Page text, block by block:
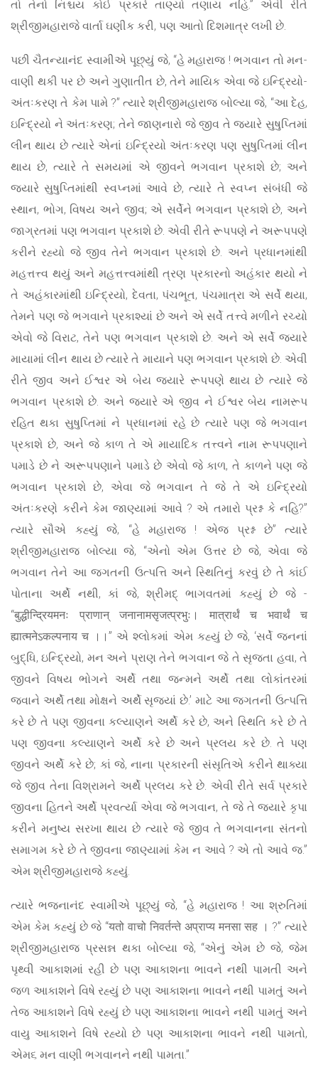
તો તેનો નિશ્ચય કોઈ પ્રકારે તાણ્યો તણાય નહિ.” એવી રીતે
શ્રીજીમહારાજે વાર્તા ઘણીક કરી, પણ આતો દિશમાત્ર લખી છે.
પછી ચૈતન્યાનંદ સ્વામીએ પૂછ્યું જે, “હે મહારાજ ! ભગવાન તો મન-
વાણી થકી પર છે અને ગુણાતીત છે, તેને માયિક એવા જે ઇન્દ્રિયો-
અંતઃકરણ તે કેમ પામે ?” ત્યારે શ્રીજીમહારાજ બોલ્યા જે, “આ દેહ,
ઇન્દ્રિયો ને અંતઃકરણ; તેને જાણનારો જે જીવ તે જ્યારે સુષુપ્તિમાં
લીન થાય છે ત્યારે એનાં ઇન્દ્રિયો અંતઃકરણ પણ સુષુપ્તિમાં લીન
થાય છે, ત્યારે તે સમયમાં એ જીવને ભગવાન પ્રકાશે છે; અને
જ્યારે સુષુપ્તિમાંથી સ્વપ્નમાં આવે છે, ત્યારે તે સ્વપ્ન સંબંધી જે
સ્થાન, ભોગ, વિષય અને જીવ; એ સર્વેને ભગવાન પ્રકાશે છે, અને
જાગ્રતમાં પણ ભગવાન પ્રકાશે છે. એવી રીતે રૂપપણે ને અરૂપપણે
કરીને રહ્યો જે જીવ તેને ભગવાન પ્રકાશે છે. અને પ્રધાનમાંથી
મહત્તત્ત્વ થયું અને મહત્તત્ત્વમાંથી ત્રણ પ્રકારનો અહંકાર થયો ને
તે અહંકારમાંથી ઇન્દ્રિયો, દેવતા, પંચભૂત, પંચમાત્રા એ સર્વે થયા,
તેમને પણ જે ભગવાને પ્રકાશ્યાં છે અને એ સર્વે તત્ત્વે મળીને રચ્યો
એવો જે વિરાટ, તેને પણ ભગવાન પ્રકાશે છે. અને એ સર્વે જ્યારે
માયામાં લીન થાય છે ત્યારે તે માયાને પણ ભગવાન પ્રકાશે છે. એવી
રીતે જીવ અને ઈશ્વર એ બેય જ્યારે રૂપપણે થાય છે ત્યારે જે
ભગવાન પ્રકાશે છે. અને જ્યારે એ જીવ ને ઈશ્વર બેય નામરૂપ
રહિત થકા સુષુપ્તિમાં ને પ્રધાનમાં રહે છે ત્યારે પણ જે ભગવાન
પ્રકાશે છે, અને જે કાળ તે એ માયાદિક તત્ત્વને નામ રૂપપણાને
પમાડે છે ને અરૂપપણાને પમાડે છે એવો જે કાળ, તે કાળને પણ જે
ભગવાન પ્રકાશે છે, એવા જે ભગવાન તે જે તે એ ઇન્દ્રિયો
અંતઃકરણે કરીને કેમ જાણ્યામાં આવે ? એ તમારો પ્રશ્ન કે નહિ?”
ત્યારે સૌએ કહ્યું જે, “હે મહારાજ ! એજ પ્રશ્ન છે” ત્યારે
શ્રીજીમહારાજ બોલ્યા જે, “એનો એમ ઉત્તર છે જે, એવા જે
ભગવાન તેને આ જગતની ઉત્પત્તિ અને સ્થિતિનું કરવું છે તે કાંઈ
પોતાના અર્થે નથી, કાં જે, શ્રીમદ્ ભાગવતમાં કહ્યું છે જે -
“बुद्धीन्द्रियमनः प्राणान् जनानामसृजत्प्रभुः। मात्रार्थं च भवार्थं च
ह्यात्मनेऽकल्पनाय च ।।” એ શ્લોકમાં એમ કહ્યું છે જે, ‘સર્વે જનનાં
બુદ્ધિ, ઇન્દ્રિયો, મન અને પ્રાણ તેને ભગવાન જે તે સૃજતા હવા, તે
જીવને વિષય ભોગને અર્થે તથા જન્મને અર્થે તથા લોકાંતરમાં
જવાને અર્થે તથા મોક્ષને અર્થે સૃજ્યાં છે.’ માટે આ જગતની ઉત્પત્તિ
કરે છે તે પણ જીવના કલ્યાણને અર્થે કરે છે, અને સ્થિતિ કરે છે તે
પણ જીવના કલ્યાણને અર્થે કરે છે અને પ્રલય કરે છે. તે પણ
જીવને અર્થે કરે છે; કાં જે, નાના પ્રકારની સંસૃતિએ કરીને થાક્યા
જે જીવ તેના વિશ્રામને અર્થે પ્રલય કરે છે. એવી રીતે સર્વ પ્રકારે
જીવના હિતને અર્થે પ્રવર્ત્યા એવા જે ભગવાન, તે જે તે જ્યારે કૃપા
કરીને મનુષ્ય સરખા થાય છે ત્યારે જે જીવ તે ભગવાનના સંતનો
સમાગમ કરે છે તે જીવના જાણ્યામાં કેમ ન આવે ? એ તો આવે જ.”
એમ શ્રીજીમહારાજે કહ્યું.
ત્યારે ભજનાનંદ સ્વામીએ પૂછ્યું જે, “હે મહારાજ ! આ શ્રુતિમાં
એમ કેમ કહ્યું છે જે “यतो वाचो निवर्तन्ते अप्राप्य मनसा सह । ?” ત્યારે
શ્રીજીમહારાજ પ્રસન્ન થકા બોલ્યા જે, “એનું એમ છે જે, જેમ
પૃથ્વી આકાશમાં રહી છે પણ આકાશના ભાવને નથી પામતી અને
જળ આકાશને વિષે રહ્યું છે પણ આકાશના ભાવને નથી પામતું અને
તેજ આકાશને વિષે રહ્યું છે પણ આકાશના ભાવને નથી પામતું અને
વાયુ આકાશને વિષે રહ્યો છે પણ આકાશના ભાવને નથી પામતો,
એમ૬ મન વાણી ભગવાનને નથી પામતા.”